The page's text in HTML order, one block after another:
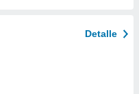
Detalle